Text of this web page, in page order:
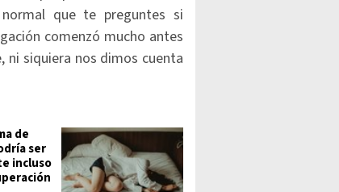
que te preguntes si
comenzó mucho antes
ni siquiera nos dimos cuenta
de
ser
incluso